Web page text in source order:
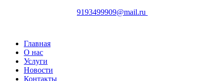
9193499909@mail.ru
Главная
О нас
Услуги
Новости
Контакты